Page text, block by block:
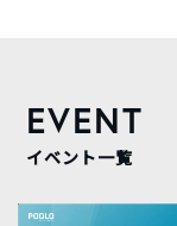
EVENT
イベント一覧